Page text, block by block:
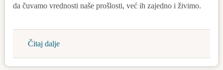
da čuvamo vrednosti naše prošlosti, već ih zajedno i živimo.
Čitaj dalje
Bajšansko
Prelo